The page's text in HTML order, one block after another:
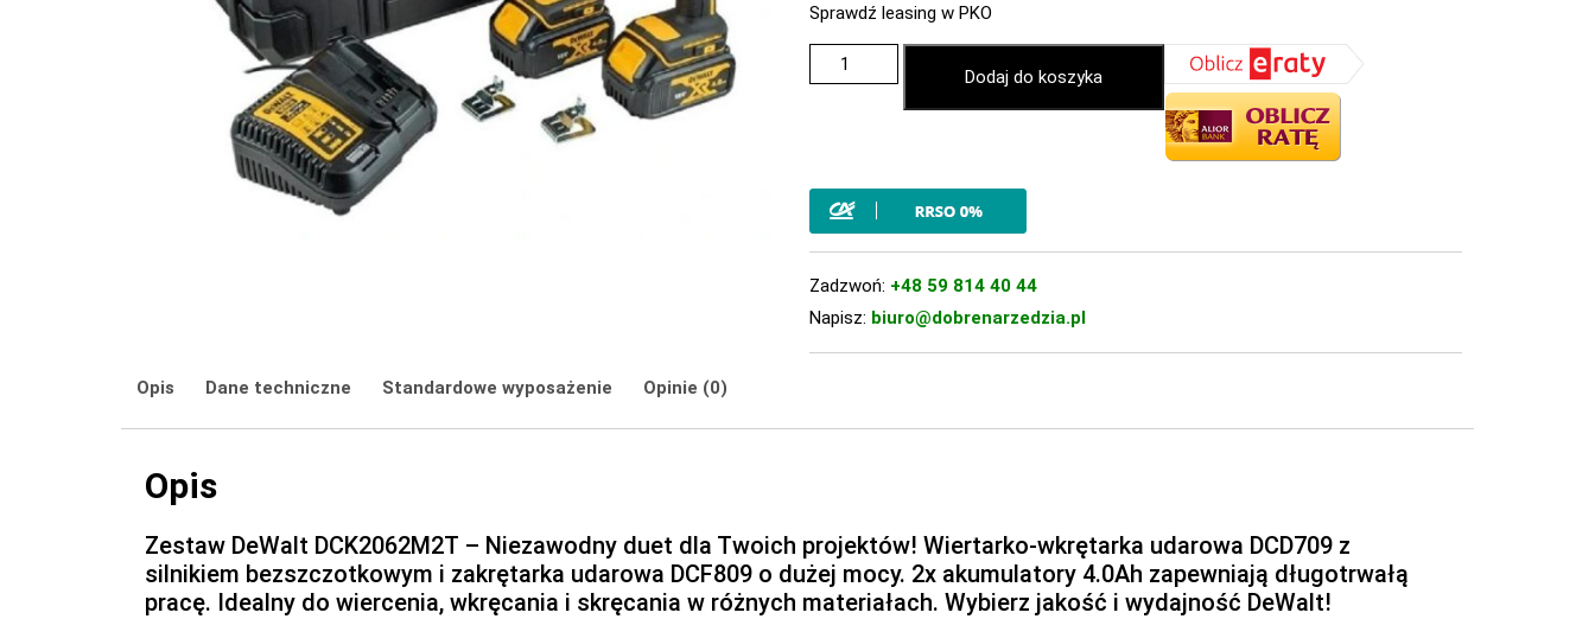
Sprawdź leasing w PKO
Dodaj do koszyka
Zadzwoń: +48 59 814 40 44
Napisz: biuro@dobrenarzedzia.pl
Opis Dane techniczne Standardowe wyposażenie Opinie (0)
Opis
Zestaw DeWalt DCK2062M2T – Niezawodny duet dla Twoich projektów! Wiertarko-wkrętarka udarowa DCD709 z
silnikiem bezszczotkowym i zakrętarka udarowa DCF809 o dużej mocy. 2x akumulatory 4.0Ah zapewniają długotrwałą
pracę. Idealny do wiercenia, wkręcania i skręcania w różnych materiałach. Wybierz jakość i wydajność DeWalt!